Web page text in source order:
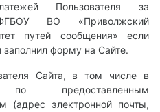
Пользователя за
ВО «Приволжский
путей сообщения» если
заполнил форму на Сайте.
Сайта, в том числе в
предоставленным
(адрес электронной почты,